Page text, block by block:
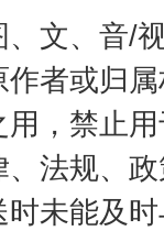
、文、音/
者或归
，禁止
法规、
未能及